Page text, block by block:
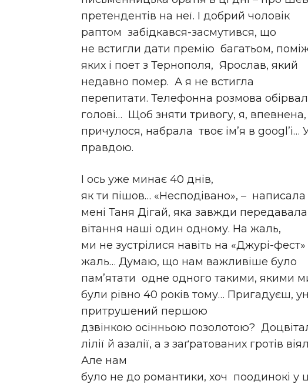
претендентів на неї. І добрий чоловік
раптом забідкався-засмутився, що
не встигли дати премію багатьом,
яких і поет з Тернополя, Ярослав, який
недавно помер. А я не встигла
перепитати. Телефонна розмова
голові… Щоб зняти тривогу, я,
причулося, набрала твоє ім’я в googl’і…
правдою.
І ось уже минає 40 днів,
як ти пішов… «Несподівано», – написала
мені Таня Дігай, яка завжди передавала
вітання наші один одному. На жаль,
ми не зустрілися навіть на «Джурі-
жаль… Думаю, що нам важливіше було
пам’ятати одне одного такими, якими
були рівно 40 років тому… Пригадуєш,
притрушений першою
дзвінкою осінньою позолотою?
лілії й азалії, а з заґратованих гротів
Але нам
було не до романтики, хоч поодинокі у